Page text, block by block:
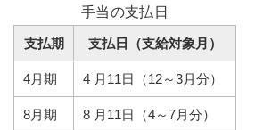
手当の支払日
支払期 支払日（支給対象月）
4月期 4 月11日（12～3月分）
8月期 8 月11日（4～7月分）